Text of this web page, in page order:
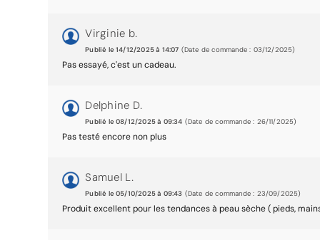
Virginie b.
Publié le 14/12/2025 à 14:07 (Date de commande : 03/12/2025)
Pas essayé, c'est un cadeau.
Delphine D.
Publié le 08/12/2025 à 09:34 (Date de commande : 26/11/2025)
Pas testé encore non plus
Samuel L.
Publié le 05/10/2025 à 09:43 (Date de commande : 23/09/2025)
Produit excellent pour les tendances à peau sèche ( pieds,